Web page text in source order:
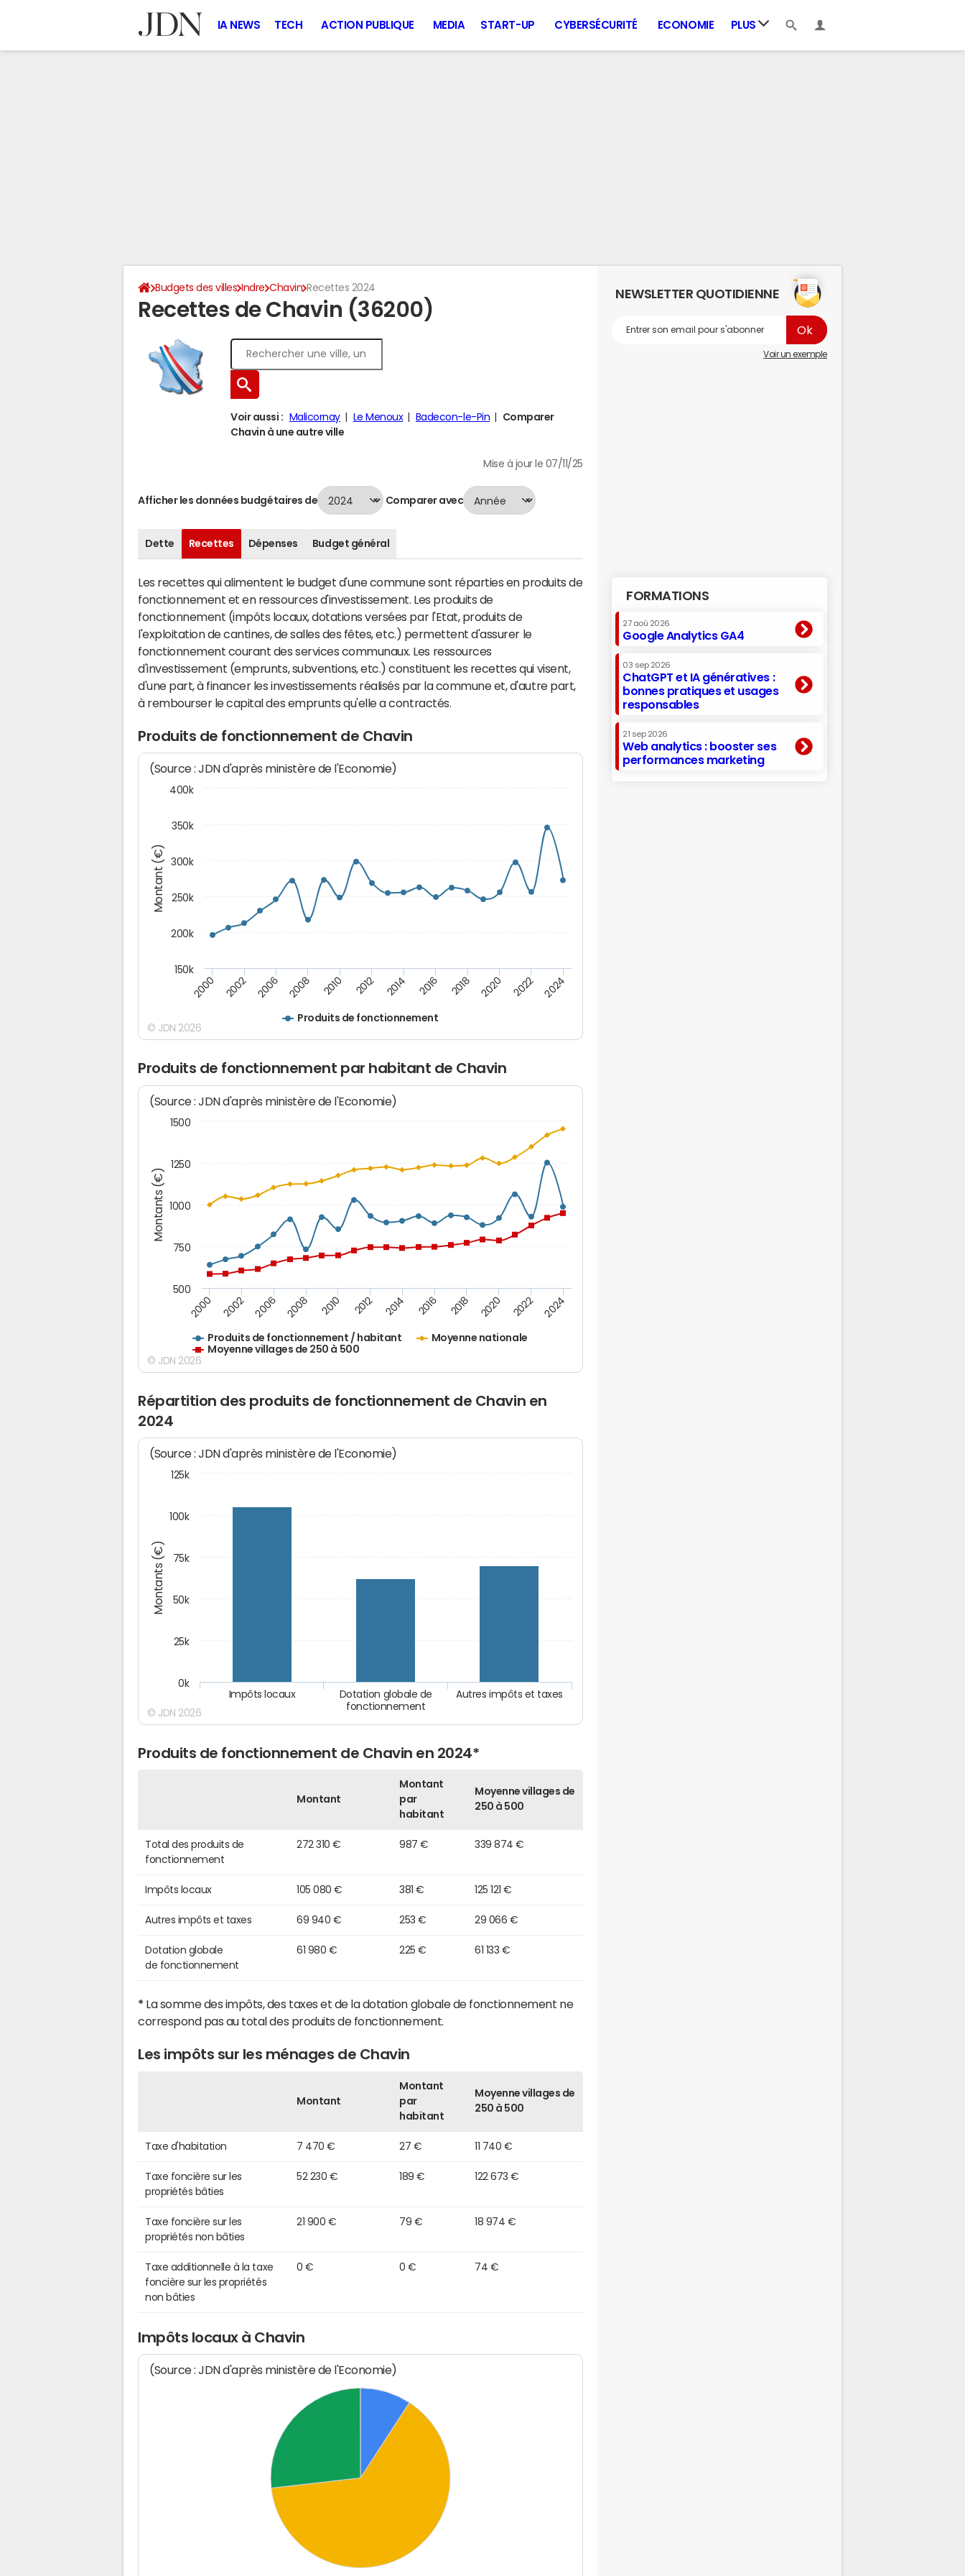
IA NEWS TECH ACTION PUBLIQUE MEDIA START-UP CYBERSÉCURITÉ ECONOMIE PLUS
Budgets des villes Indre Chavin Recettes 2024
Recettes de Chavin (36200)
Voir aussi : Malicornay Le Menoux Badecon-le-Pin
Comparer
Chavin à une autre ville
Mise à jour le 07/11/25
Afficher les données budgétaires de Comparer avec
Dette Recettes Dépenses Budget général
Les recettes qui alimentent le budget d'une commune sont réparties en produits de
fonctionnement et en ressources d'investissement. Les produits de
fonctionnement (impôts locaux, dotations versées par l'Etat, produits de
l'exploitation de cantines, de salles des fêtes, etc.) permettent d'assurer le
fonctionnement courant des services communaux. Les ressources
d'investissement (emprunts, subventions, etc.) constituent les recettes qui visent,
d'une part, à financer les investissements réalisés par la commune et, d'autre part,
à rembourser le capital des emprunts qu'elle a contractés.
Produits de fonctionnement de Chavin
Montant (€)
(Source : JDN d'après ministère de l'Economie)
Produits de fonctionnement
2000 2002 2006 2008 2010 2012 2014 2016 2018 2020 2022 2024
150k
200k
250k
300k
350k
400k
© JDN 2026
Produits de fonctionnement par habitant de Chavin
Montants (€)
(Source : JDN d'après ministère de l'Economie)
Produits de fonctionnement / habitant
Moyenne nationale
Moyenne villages de 250 à 500
2000 2002 2006 2008 2010 2012 2014 2016 2018 2020 2022 2024
500
750
1000
1250
1500
© JDN 2026
Répartition des produits de fonctionnement de Chavin en
2024
Montants (€)
(Source : JDN d'après ministère de l'Economie)
Autres impôts et taxes
Dotation globale de
fonctionnement
Impôts locaux
0k
25k
50k
75k
100k
125k
© JDN 2026
Produits de fonctionnement de Chavin en 2024*
Montant
Montant
par
habitant
Moyenne villages de
250 à 500
Total des produits de
fonctionnement
272 310 € 987 € 339 874 €
Impôts locaux 105 080 € 381 € 125 121 €
Autres impôts et taxes 69 940 € 253 € 29 066 €
Dotation globale
de fonctionnement
61 980 € 225 € 61 133 €
* La somme des impôts, des taxes et de la dotation globale de fonctionnement ne
correspond pas au total des produits de fonctionnement.
Les impôts sur les ménages de Chavin
Montant
Montant
par
habitant
Moyenne villages de
250 à 500
Taxe d'habitation 7 470 € 27 € 11 740 €
Taxe foncière sur les
propriétés bâties
52 230 € 189 € 122 673 €
Taxe foncière sur les
propriétés non bâties
21 900 € 79 € 18 974 €
Taxe additionnelle à la taxe
foncière sur les propriétés
non bâties
0 € 0 € 74 €
Impôts locaux à Chavin
(Source : JDN d'après ministère de l'Economie)
NEWSLETTER QUOTIDIENNE
Voir un exemple
FORMATIONS
27 aoû 2026
Google Analytics GA4
03 sep 2026
ChatGPT et IA génératives :
bonnes pratiques et usages
responsables
21 sep 2026
Web analytics : booster ses
performances marketing